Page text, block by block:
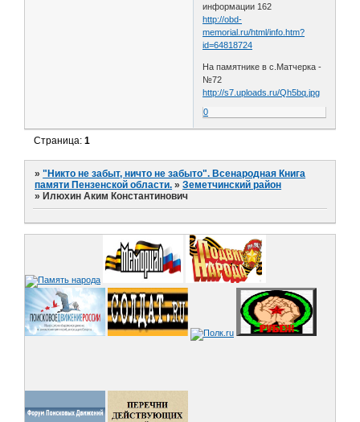
информации 162
http://obd-
memorial.ru/html/info.htm?
id=64818724
На памятнике в с.Матчерка -
№72
http://s7.uploads.ru/Qh5bq.jpg
0
Страница:1
»"Никто не забыт, ничто не забыто". Всенародная Книга
памяти Пензенской области. »Земетчинский район
» Илюхин Аким Константинович